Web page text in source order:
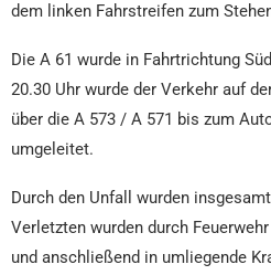
dem linken Fahrstreifen zum
Die A 61 wurde in Fahrtrichtung
20.30 Uhr wurde der Verkehr auf
über die A 573 / A 571 bis zum
umgeleitet.
Durch den Unfall wurden
Verletzten wurden durch
und anschließend in umliegende